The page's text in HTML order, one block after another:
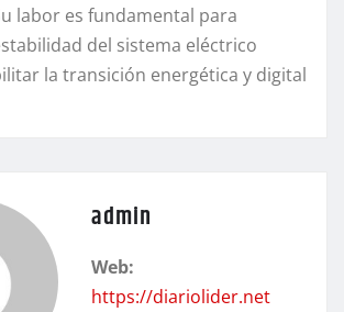
labor es fundamental para
del sistema eléctrico
la transición energética y digital
admin
Web:
https://diariolider.net